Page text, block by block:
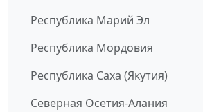
Республика Марий Эл
Республика Мордовия
Республика Саха (Якутия)
Северная Осетия-Алания